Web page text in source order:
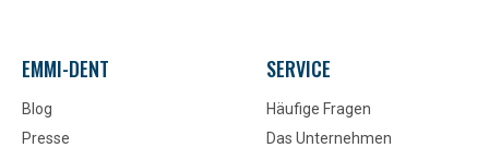
EMMI-DENT
Blog
Presse
SERVICE
Häufige Fragen
Das Unternehmen